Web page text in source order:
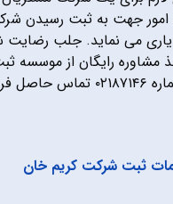
امور جهت به ثبت رسیدن
یاری می نماید. جلب
رایگان از موسسه
ثبت شرکت کریم خان